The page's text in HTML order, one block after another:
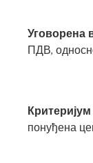
Уговорена
ПДВ,
понуђена